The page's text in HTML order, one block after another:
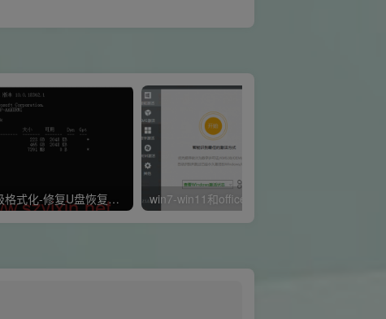
U盘低级格式化-修复U盘恢复出厂（U盘出错后可以用，绝招哦）